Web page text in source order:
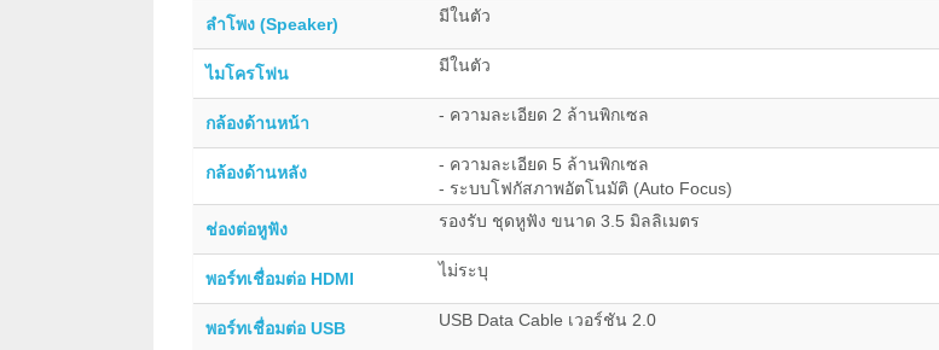
ลำโพง (Speaker) มีในตัว
ไมโครโฟน มีในตัว
กล้องด้านหน้า - ความละเอียด 2 ล้านพิกเซล
กล้องด้านหลัง
- ความละเอียด 5 ล้านพิกเซล
- ระบบโฟกัสภาพอัตโนมัติ (Auto Focus)
ช่องต่อหูฟัง รองรับ ชุดหูฟัง ขนาด 3.5 มิลลิเมตร
พอร์ทเชื่อมต่อ HDMI ไม่ระบุ
พอร์ทเชื่อมต่อ USB USB Data Cable เวอร์ชัน 2.0